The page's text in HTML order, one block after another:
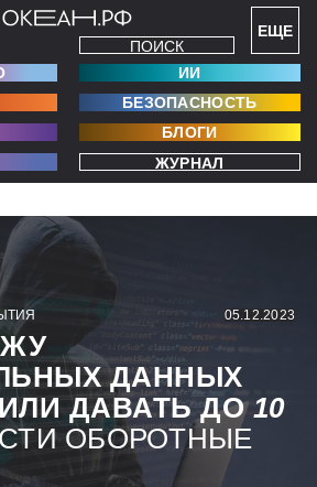
ЕЩЕ
ПОИСК
ИИ
БЕЗОПАСНОСТЬ
БЛОГИ
ЖУРНАЛ
05.12.2023
ДАННЫХ
ДАВАТЬ ДО10
ОБОРОТНЫЕ